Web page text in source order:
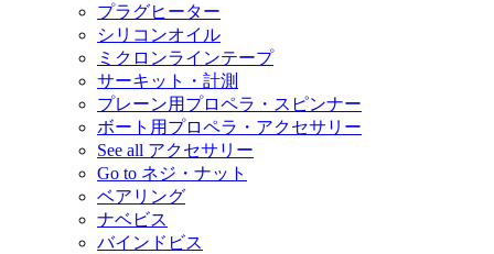
プラグヒーター
シリコンオイル
ミクロンラインテープ
サーキット・計測
プレーン用プロペラ・スピンナー
ボート用プロペラ・アクセサリー
See all アクセサリー
Go to ネジ・ナット
ベアリング
ナベビス
バインドビス